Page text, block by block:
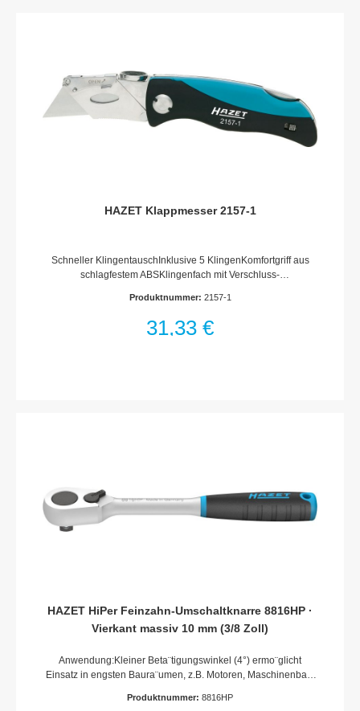
HAZET Klappmesser 2157-1
Schneller KlingentauschInklusive 5 KlingenKomfortgriff aus
schlagfestem ABSKlingenfach mit Verschluss-
eingeklappt: 100 mmAbmessungen / Länge: 159.9 mmNetto-
Produktnummer: 2157-1
31,33 €
HAZET HiPer Feinzahn-Umschaltknarre 8816HP ·
Vierkant massiv 10 mm (3/8 Zoll)
Anwendung:Kleiner Beta¨tigungswinkel (4°) ermo¨glicht
Einsatz in engsten Baura¨umen, z.B. Motoren, Maschinenbau,
Windra¨der)Extrem mehr Leistung als bei Knarren mit
Produktnummer: 8816HP